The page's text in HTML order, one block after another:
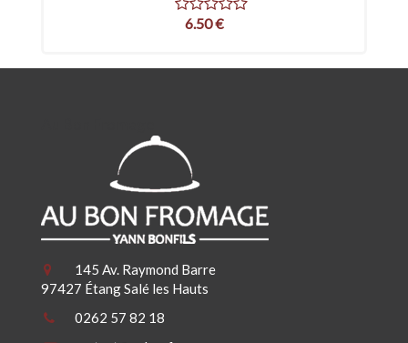
6.50€
145 Av. Raymond Barre
97427 Étang Salé les Hauts
0262 57 82 18